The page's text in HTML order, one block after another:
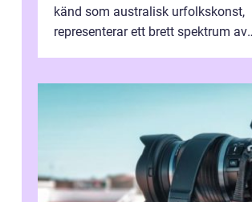
känd som australisk urfolkskonst,
representerar ett brett spektrum av